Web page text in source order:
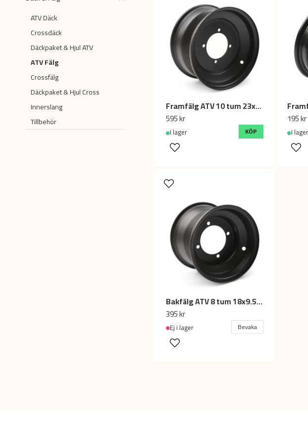
ATV Däck
Crossdäck
Däckpaket & Hjul ATV
ATV Fälg
Crossfälg
Däckpaket & Hjul Cross
Innerslang
Tillbehör
Framfälg ATV 10 tum 23x7.00-10
595 kr
I lager KÖP
195 kr
I lager
Bakfälg ATV 8 tum 18x9.5-8
395 kr
Ej i lager Bevaka